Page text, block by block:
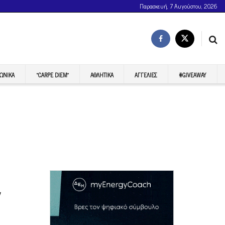
Παρασκευή, 7 Αυγούστου, 2026
“CARPE DIEM” ΑΘΛΗΤΙΚΆ ΑΓΓΕΛΊΕΣ #GIVEAWAY